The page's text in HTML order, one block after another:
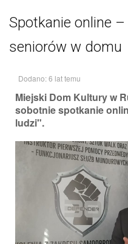
Spotkanie online
seniorów w domu
Dodano: 6 lat temu
Miejski Dom Kultury w
sobotnie spotkanie
ludzi".